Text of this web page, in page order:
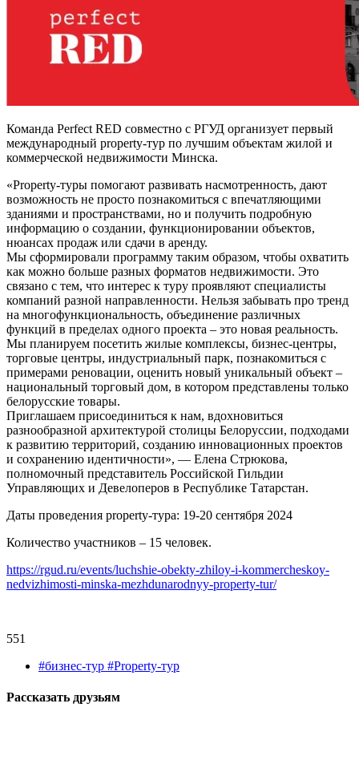
Команда Perfect RED совместно с РГУД организует первый
международный property-тур по лучшим объектам жилой и
коммерческой недвижимости Минска.
«Property-туры помогают развивать насмотренность, дают
возможность не просто познакомиться с впечатляющими
зданиями и пространствами, но и получить подробную
информацию о создании, функционировании объектов,
нюансах продаж или сдачи в аренду.
Мы сформировали программу таким образом, чтобы охватить
как можно больше разных форматов недвижимости. Это
связано с тем, что интерес к туру проявляют специалисты
компаний разной направленности. Нельзя забывать про тренд
на многофункциональность, объединение различных
функций в пределах одного проекта – это новая реальность.
Мы планируем посетить жилые комплексы, бизнес-центры,
торговые центры, индустриальный парк, познакомиться с
примерами реновации, оценить новый уникальный объект –
национальный торговый дом, в котором представлены только
белорусские товары.
Приглашаем присоединиться к нам, вдохновиться
разнообразной архитектурой столицы Белоруссии, подходами
к развитию территорий, созданию инновационных проектов
и сохранению идентичности», — Елена Стрюкова,
полномочный представитель Российской Гильдии
Управляющих и Девелоперов в Республике Татарстан.
Даты проведения property-тура: 19-20 сентября 2024
Количество участников – 15 человек.
https://rgud.ru/events/luchshie-obekty-zhiloy-i-kommercheskoy-
nedvizhimosti-minska-mezhdunarodnyy-property-tur/
551
#бизнес-тур #Property-тур
Рассказать друзьям